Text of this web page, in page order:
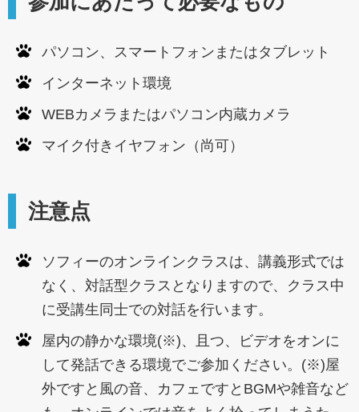
パソコン、スマートフォンまたはタブレット
インターネット環境
WEBカメラまたはパソコン内蔵カメラ
マイク付きイヤフォン（尚可）
注意点
ソフィーのオンラインクラスは、講義形式では
なく、対話型クラスとなりますので、クラス中
に受講生同士での対話を行います。
屋内の静かな環境(※)、且つ、ビデオをオンに
して発話できる環境でご参加ください。(※)屋
外ですと風の音、カフェですとBGMや雑音など